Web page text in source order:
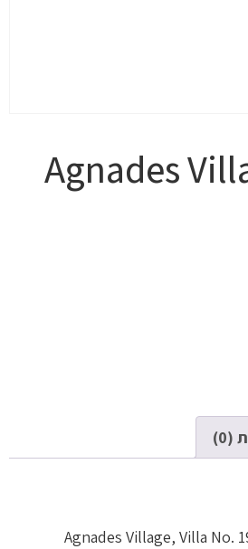
Agnades
(0)
Agnades Village, Villa No.